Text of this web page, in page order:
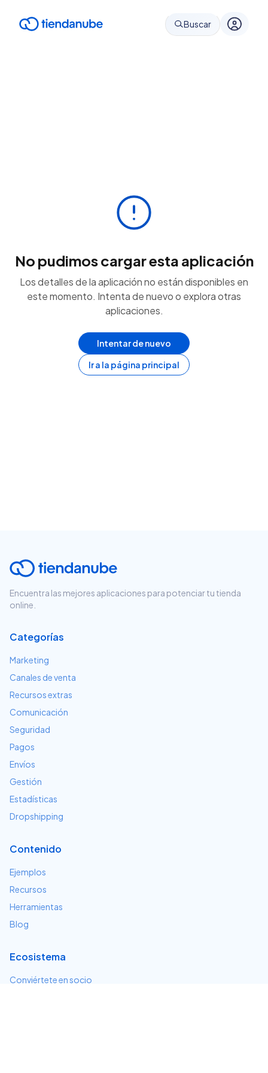
Buscar
No pudimos cargar esta aplicación
Los detalles de la aplicación no están disponibles en
este momento. Intenta de nuevo o explora otras
aplicaciones.
Intentar de nuevo
Ir a la página principal
Encuentra las mejores aplicaciones para potenciar tu tienda
online.
Categorías
Marketing
Canales de venta
Recursos extras
Comunicación
Seguridad
Pagos
Envíos
Gestión
Estadísticas
Dropshipping
Contenido
Ejemplos
Recursos
Herramientas
Blog
Ecosistema
Conviértete en socio